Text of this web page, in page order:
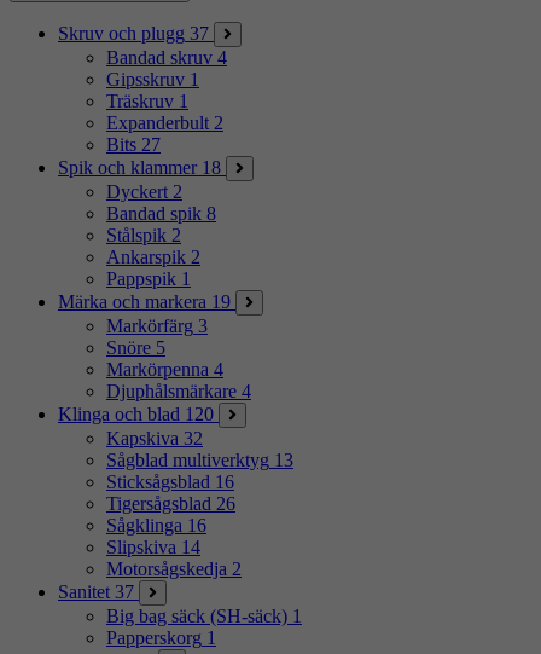
Skruv och plugg 37
Bandad skruv 4
Gipsskruv 1
Träskruv 1
Expanderbult 2
Bits 27
Spik och klammer 18
Dyckert 2
Bandad spik 8
Stålspik 2
Ankarspik 2
Pappspik 1
Märka och markera 19
Markörfärg 3
Snöre 5
Markörpenna 4
Djuphålsmärkare 4
Klinga och blad 120
Kapskiva 32
Sågblad multiverktyg 13
Sticksågsblad 16
Tigersågsblad 26
Sågklinga 16
Slipskiva 14
Motorsågskedja 2
Sanitet 37
Big bag säck (SH-säck) 1
Papperskorg 1